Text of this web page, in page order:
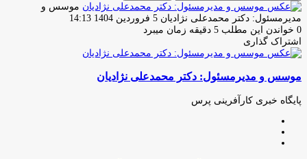
موسس و
مدیرمسئول: دکتر محمدعلی نژادیان ارسال
ایمیل
5 فروردین 1404 14:13
0 خواندن این مطلب 5 دقیقه زمان میبرد
اشتراک گذاری
فیس
توئیتر
لینکدین
واتس
تلگرام
اشتراک
از
ایمیل
چاپ
موسس و مدیرمسئول: دکتر محمدعلی نژادیان
پایگاه خبری کارآفرینی پرس